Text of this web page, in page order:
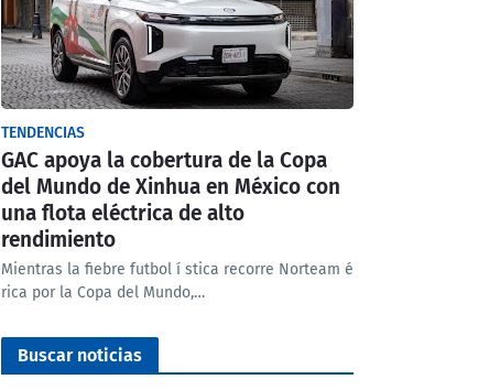
TENDENCIAS
GAC apoya la cobertura de la Copa
del Mundo de Xinhua en México con
una flota eléctrica de alto
rendimiento
Mientras la fiebre futbol í stica recorre Norteam é
rica por la Copa del Mundo,…
Buscar noticias